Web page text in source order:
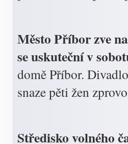
Město Příbor zve
se uskuteční v
domě Příbor.
snaze pěti žen
Středisko volného